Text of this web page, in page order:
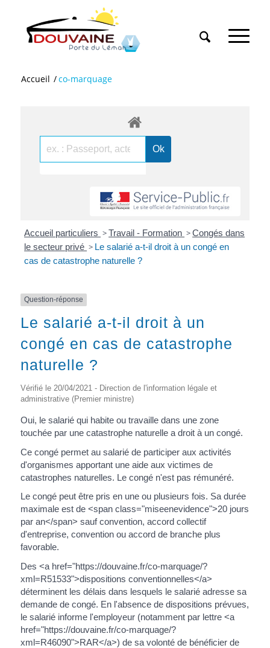
Accueil /co-marquage
Accueil particuliers >Travail - Formation >Congés dans
le secteur privé > Le salarié a-t-il droit à un congé en
cas de catastrophe naturelle ?
Question-réponse
Le salarié a-t-il droit à un
congé en cas de catastrophe
naturelle ?
Vérifié le 20/04/2021 - Direction de l'information légale et
administrative (Premier ministre)
Oui, le salarié qui habite ou travaille dans une zone
touchée par une catastrophe naturelle a droit à un congé.
Ce congé permet au salarié de participer aux activités
d'organismes apportant une aide aux victimes de
catastrophes naturelles. Le congé n'est pas rémunéré.
Le congé peut être pris en une ou plusieurs fois. Sa durée
maximale est de <span class="miseenevidence">20 jours
par an</span> sauf convention, accord collectif
d'entreprise, convention ou accord de branche plus
favorable.
Des <a href="https://douvaine.fr/co-marquage/?
xml=R51533">dispositions conventionnelles</a>
déterminent les délais dans lesquels le salarié adresse sa
demande de congé. En l'absence de dispositions prévues,
le salarié informe l'employeur (notamment par lettre <a
href="https://douvaine.fr/co-marquage/?
xml=R46090">RAR</a>) de sa volonté de bénéficier de